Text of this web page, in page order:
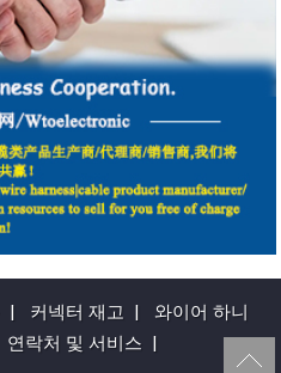
| 커넥터 재고 |
와이어 하니
연락처 및 서비스 |